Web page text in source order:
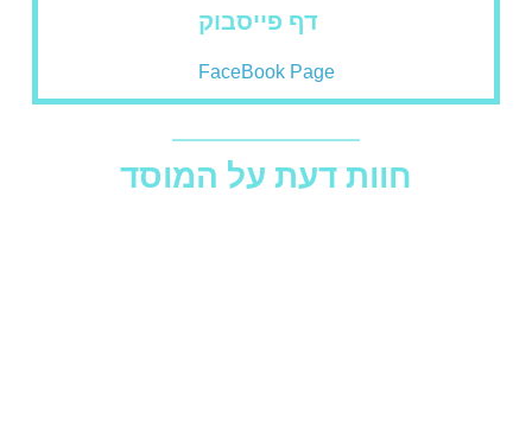
דף פייסבוק
FaceBook Page
חוות דעת על המוסד